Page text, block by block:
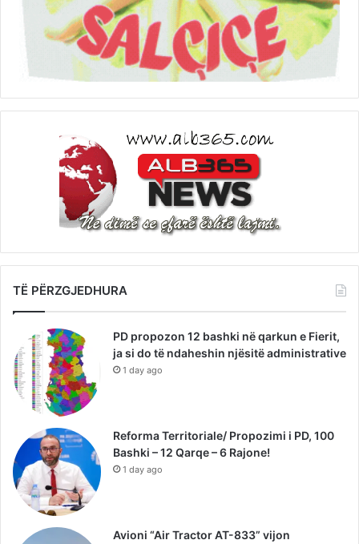
TË PËRZGJEDHURA
PD propozon 12 bashki në qarkun e Fierit,
ja si do të ndaheshin njësitë administrative
1 day ago
Reforma Territoriale/ Propozimi i PD, 100
Bashki – 12 Qarqe – 6 Rajone!
1 day ago
Avioni “Air Tractor AT-833” vijon